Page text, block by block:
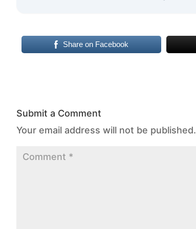
Share on Facebook
Submit a Comment
Your email address will not be published.